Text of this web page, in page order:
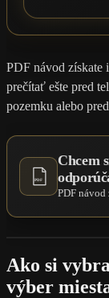
PDF návod získate
prečítať ešte pred
pozemku alebo
PDF
Chcem
PDF
Ako si
výber